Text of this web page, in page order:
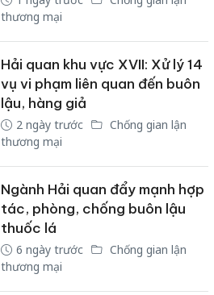
thương mại
Hải quan khu vực XVII: Xử lý 14
vụ vi phạm liên quan đến buôn
lậu, hàng giả
2 ngày trước
Chống gian lận
thương mại
Ngành Hải quan đẩy mạnh hợp
tác, phòng, chống buôn lậu
thuốc lá
6 ngày trước
Chống gian lận
thương mại